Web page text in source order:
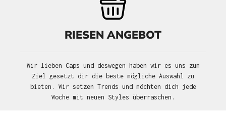
RIESEN ANGEBOT
Wir lieben Caps und deswegen haben wir es uns zum
Ziel gesetzt dir die beste mögliche Auswahl zu
bieten. Wir setzen Trends und möchten dich jede
Woche mit neuen Styles überraschen.